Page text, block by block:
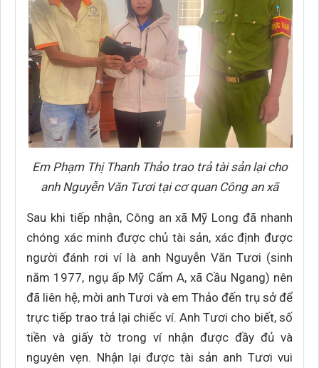
Em Phạm Thị Thanh Thảo trao trả tài sản lại cho
anh Nguyễn Văn Tươi tại cơ quan Công an xã
Sau khi tiếp nhận, Công an xã Mỹ Long đã nhanh
chóng xác minh được chủ tài sản, xác định được
người đánh rơi ví là anh Nguyễn Văn Tươi (sinh
năm 1977, ngụ ấp Mỹ Cẩm A, xã Cầu Ngang) nên
đã liên hệ, mời anh Tươi và em Thảo đến trụ sở để
trực tiếp trao trả lại chiếc ví. Anh Tươi cho biết, số
tiền và giấy tờ trong ví nhận được đầy đủ và
nguyên vẹn. Nhận lại được tài sản anh Tươi vui